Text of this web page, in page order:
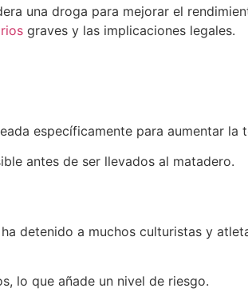
una droga para mejorar el
graves y las implicaciones legales.
específicamente para aumentar
antes de ser llevados al matadero.
detenido a muchos culturistas y
lo que añade un nivel de riesgo.